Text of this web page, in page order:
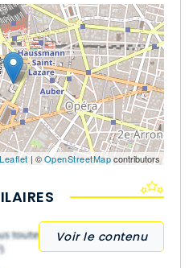
Leaflet| ©OpenStreetMapcontributors
Voir le contenu